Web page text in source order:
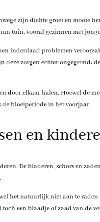
zijn dichte groei en mooie
tuin, vooral gezinnen met
inderdaad problemen
deze zorgen echter ongegrond:
door elkaar halen. Hoewel de
de bloeiperiode in het voorjaar.
en
De bladeren, schors en
het natuurlijk niet aan te raden
een blaadje of zaad van de